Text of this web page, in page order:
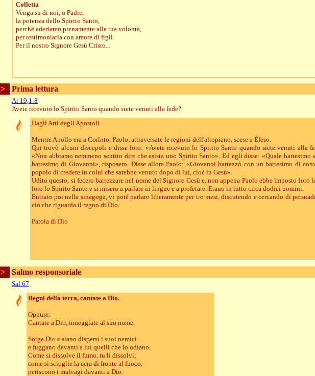
Colletta
Venga su di noi, o Padre,
la potenza dello Spirito Santo,
perché aderiamo pienamente alla tua volontà,
per testimoniarla con amore di figli.
Per il nostro Signore Gesù Cristo...
> Prima lettura
At 19,1-8
Avete ricevuto lo Spirito Santo quando siete venuti alla fede?
Dagli Atti degli Apostoli
Mentre Apollo era a Corìnto, Paolo, attraversate le regioni dell'altopiano, scese a Èfeso.
Qui trovò alcuni discepoli e disse loro: «Avete ricevuto lo Spirito Santo quando siete venuti alla
«Non abbiamo nemmeno sentito dire che esista uno Spirito Santo». Ed egli disse: «Quale battesimo
battesimo di Giovanni», risposero. Disse allora Paolo: «Giovanni battezzò con un battesimo di
popolo di credere in colui che sarebbe venuto dopo di lui, cioè in Gesù».
Udito questo, si fecero battezzare nel nome del Signore Gesù e, non appena Paolo ebbe imposto loro
loro lo Spirito Santo e si misero a parlare in lingue e a profetare. Erano in tutto circa dodici uomini.
Entrato poi nella sinagoga, vi poté parlare liberamente per tre mesi, discutendo e cercando di
ciò che riguarda il regno di Dio.
Parola di Dio
> Salmo responsoriale
Sal 67
Regni della terra, cantate a Dio.
Oppure:
Cantate a Dio, inneggiate al suo nome.
Sorga Dio e siano dispersi i suoi nemici
e fuggano davanti a lui quelli che lo odiano.
Come si dissolve il fumo, tu li dissolvi;
come si scioglie la cera di fronte al fuoco,
periscono i malvagi davanti a Dio.